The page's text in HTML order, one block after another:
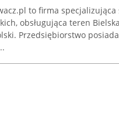
to firma specjalizująca
obsługująca teren
Przedsiębiorstwo